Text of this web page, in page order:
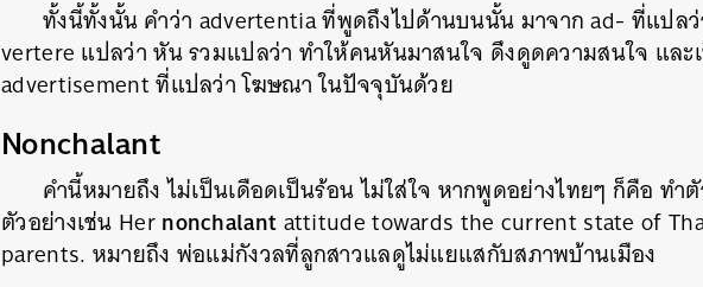
ทั้งนี้ทั้งนั้น คำว่า advertentia ที่พูดถึงไปด้านบนนั้น มาจาก ad- ที่แปลว่
vertere แปลว่า หัน รวมแปลว่า ทำให้คนหันมาสนใจ ดึงดูดความสนใจ และ
advertisement ที่แปลว่า โฆษณา ในปัจจุบันด้วย
Nonchalant
คำนี้หมายถึง ไม่เป็นเดือดเป็นร้อน ไม่ใส่ใจ หากพูดอย่างไทยๆ ก็คือ ทำ
ตัวอย่างเช่น Hernonchalantattitude towards the current state of
parents. หมายถึง พ่อแม่กังวลที่ลูกสาวแลดูไม่แยแสกับสภาพบ้านเมือง